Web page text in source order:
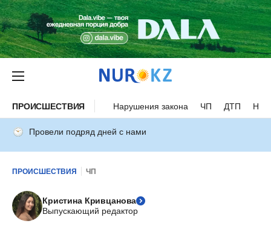
ПРОИСШЕСТВИЯ Нарушения закона ЧП ДТП
Провели подряд дней с нами
ПРОИСШЕСТВИЯ ЧП
Кристина Кривцанова
Выпускающий редактор